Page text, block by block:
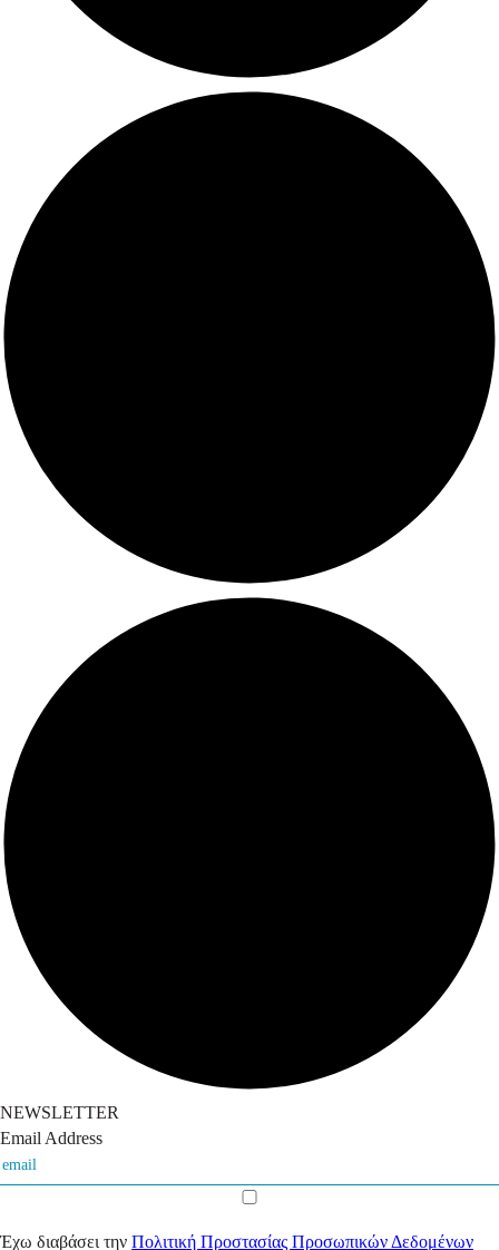
NEWSLETTER
Email Address
Έχω διαβάσει την Πολιτική Προστασίας Προσωπικών Δεδομένων